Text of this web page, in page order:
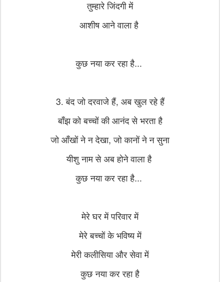
तुम्हारे जिंदगी में
आशीष आने वाला है
कुछ नया कर रहा है...
3. बंद जो दरवाजे हैं, अब खुल रहे हैं
बाँझ को बच्चों की आनंद से भरता है
जो आँखों ने न देखा, जो कानों ने न सुना
यीशु नाम से अब होने वाला है
कुछ नया कर रहा है...
मेरे घर में परिवार में
मेरे बच्चों के भविष्य में
मेरी कलीसिया और सेवा में
कुछ नया कर रहा है